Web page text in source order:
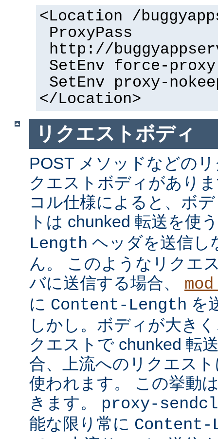
<Location /
ProxyPass
http://
SetEnv force-
SetEnv proxy-
</Location>
リクエストボディ
POST メソッドなどの
クエストボディがあり
コル仕様によると、ボ
トは chunked 転送を使
Length ヘッダを送信し
ん。 このようなリクエ
バに送信する場合、
に Content-Length を
しかし。ボディが大き
クエストで chunked 転
合、上流へのリクエス
使われます。 この挙動
きます。 proxy-sendcl
能な限り常に Content-